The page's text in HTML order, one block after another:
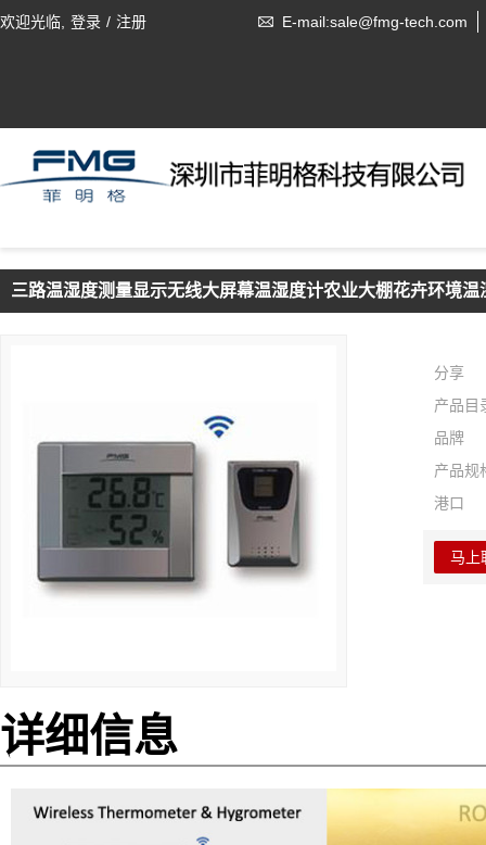
欢迎光临, 登录 / 注册 E-mail:sale@fmg-tech.com
三路温湿度测量显示无线大屏幕温湿度计农业大棚花卉环境温
分享
产品目
品牌
产品规
港口
马上
详细信息